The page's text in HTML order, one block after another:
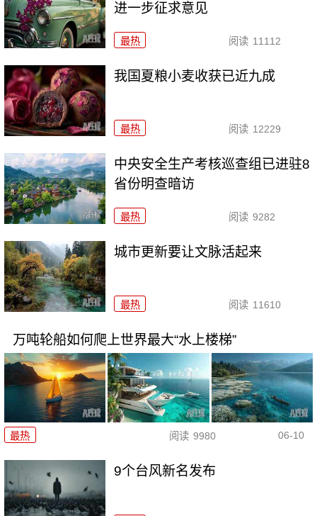
进一步征求意见
最热 阅读 11112
我国夏粮小麦收获已近九成
最热 阅读 12229
中央安全生产考核巡查组已进驻8
省份明查暗访
最热 阅读 9282
城市更新要让文脉活起来
最热 阅读 11610
万吨轮船如何爬上世界最大“水上楼梯”
最热 阅读 9980 06-10
9个台风新名发布